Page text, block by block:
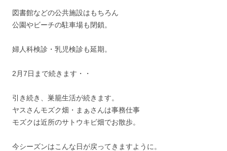
図書館などの公共施設はもちろん
公園やビーチの駐車場も閉鎖。
婦人科検診・乳児検診も延期。
2月7日まで続きます・・
引き続き、巣籠生活が続きます。
ヤスさんモズク畑・まぁさんは事務仕事
モズクは近所のサトウキビ畑でお散歩。
今シーズンはこんな日が戻ってきますように。